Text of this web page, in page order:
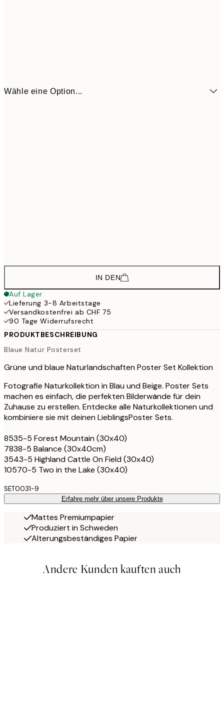
Wähle eine Option...
IN DEN
Auf Lager
Lieferung 3-8 Arbeitstage
Versandkostenfrei ab CHF 75
90 Tage Widerrufsrecht
PRODUKTBESCHREIBUNG
Blaue Natur Posterset
Grüne und blaue Naturlandschaften Poster Set Kollektion
Fotografie Naturkollektion in Blau und Beige. Poster Sets
machen es einfach, die perfekten Bilderwände für dein
Zuhause zu erstellen. Entdecke alle Naturkollektionen und
kombiniere sie mit deinen LieblingsPoster Sets.
8535-5 Forest Mountain (30x40)
7838-5 Balance (30x40cm)
3543-5 Highland Cattle On Field (30x40)
10570-5 Two in the Lake (30x40)
SET0031-9
Erfahre mehr über unsere Produkte
Mattes Premiumpapier
Produziert in Schweden
Alterungsbeständiges Papier
Andere Kunden kauften auch